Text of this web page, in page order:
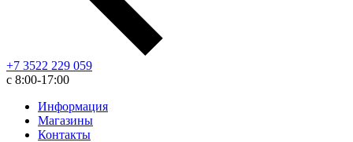
+7 3522 229 059
с 8:00-17:00
Информация
Магазины
Контакты